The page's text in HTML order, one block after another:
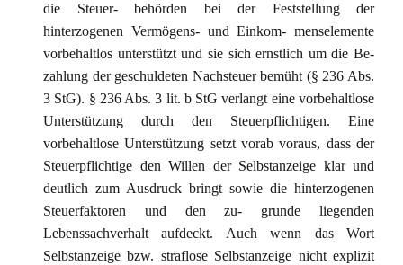
die Steuer- behörden bei der Feststellung der
hinterzogenen Vermögens- und Einkom- menselemente
vorbehaltlos unterstützt und sie sich ernstlich um die Be-
zahlung der geschuldeten Nachsteuer bemüht (§ 236 Abs.
3 StG). § 236 Abs. 3 lit. b StG verlangt eine vorbehaltlose
Unterstützung durch den Steuerpflichtigen. Eine
vorbehaltlose Unterstützung setzt vorab voraus, dass der
Steuerpflichtige den Willen der Selbstanzeige klar und
deutlich zum Ausdruck bringt sowie die hinterzogenen
Steuerfaktoren und den zu- grunde liegenden
Lebenssachverhalt aufdeckt. Auch wenn das Wort
Selbstanzeige bzw. straflose Selbstanzeige nicht explizit